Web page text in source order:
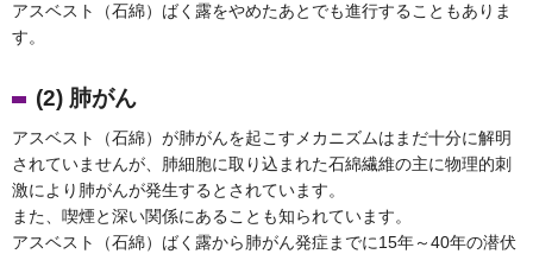
アスベスト（石綿）ばく露をやめたあとでも進行することもありま
す。
(2) 肺がん
アスベスト（石綿）が肺がんを起こすメカニズムはまだ十分に解明
されていませんが、肺細胞に取り込まれた石綿繊維の主に物理的刺
激により肺がんが発生するとされています。
また、喫煙と深い関係にあることも知られています。
アスベスト（石綿）ばく露から肺がん発症までに15年～40年の潜伏